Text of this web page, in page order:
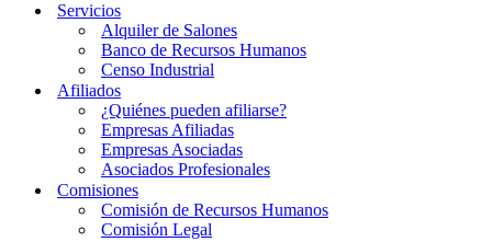
Servicios
Alquiler de Salones
Banco de Recursos Humanos
Censo Industrial
Afiliados
¿Quiénes pueden afiliarse?
Empresas Afiliadas
Empresas Asociadas
Asociados Profesionales
Comisiones
Comisión de Recursos Humanos
Comisión Legal